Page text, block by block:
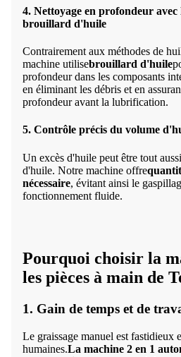
4. Nettoyage en profondeur avec
brouillard d'huile
Contrairement aux méthodes de
machine utilisebrouillard d'huile
profondeur dans les composants
en éliminant les débris et en
profondeur avant la lubrification.
5. Contrôle précis du volume
Un excès d'huile peut être tout
d'huile. Notre machine offre
nécessaire, évitant ainsi le
fonctionnement fluide.
Pourquoi choisir la
les pièces à main de
1. Gain de temps et de
Le graissage manuel est fastidieux
humaines.La machine 2 en 1